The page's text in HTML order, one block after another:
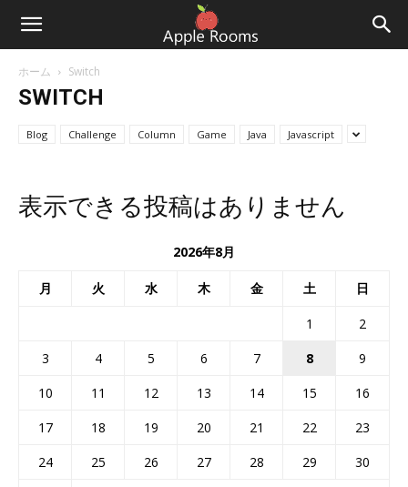
ホーム Switch
SWITCH
Blog Challenge Column Game Java Javascript
表示できる投稿はありません
2026年8月
月 火 水 木 金 土 日
1
2
3
4 5 6 7 8
9
10
11 12 13 14 15
16
17
18 19 20 21 22
23
24
25 26 27 28 29
30